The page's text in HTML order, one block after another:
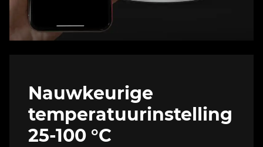
Nauwkeurige
temperatuurinstelling
25-100 °C